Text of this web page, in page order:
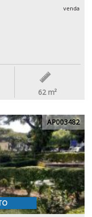
venda
62 m²
AP003482